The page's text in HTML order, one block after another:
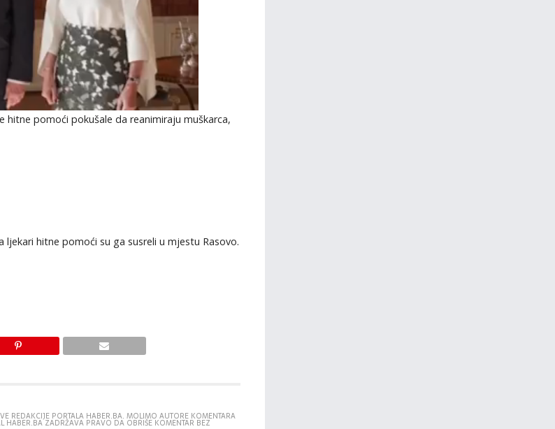
hitne pomoći pokušale da reanimiraju muškarca,
hitne pomoći su ga susreli u mjestu Rasovo.
REDAKCIJE PORTALA HABER.BA. MOLIMO AUTORE KOMENTARA
ZADRŽAVA PRAVO DA OBRIŠE KOMENTAR BEZ